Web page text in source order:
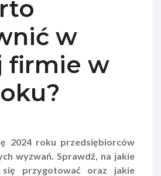
w
firmie w
2024 roku przedsiębiorców
wyzwań. Sprawdź, na jakie
przygotować oraz jakie